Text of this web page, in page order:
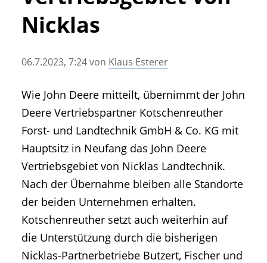
• Geschichte und Geschichten
• Messen und Veranstaltungen
• Agritechnica Neuheiten Archiv
Nicklas
06.7.2023, 7:24von Klaus Esterer
Wie John Deere mitteilt, übernimmt der John
Deere Vertriebspartner Kotschenreuther
Forst- und Landtechnik GmbH & Co. KG mit
Hauptsitz in Neufang das John Deere
Vertriebsgebiet von Nicklas Landtechnik.
Nach der Übernahme bleiben alle Standorte
der beiden Unternehmen erhalten.
Kotschenreuther setzt auch weiterhin auf
die Unterstützung durch die bisherigen
Nicklas-Partnerbetriebe Butzert, Fischer und